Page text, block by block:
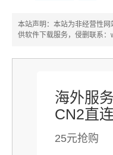
本站声明：本站为非经营性
供软件下载服务，侵删联系
海外服
CN2直
25元抢购